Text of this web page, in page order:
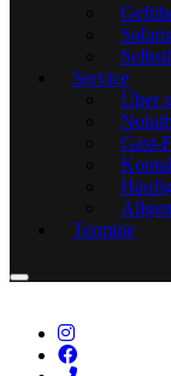
Safaris
Service
Über
Gast-
Termine